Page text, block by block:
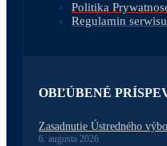
Politika
Regulamin serwisu
OBĽÚBENÉ
Zasadnutie Ústredného
6. augusta 2026